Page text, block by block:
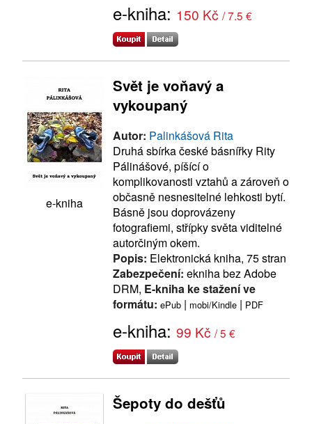
e-kniha: 150 Kč / 7.5 €
e-kniha
Svět je voňavý a
vykoupaný
Autor: Palinkášová Rita
Druhá sbírka české básnířky Rity
Pálinášové, píšící o
komplikovanosti vztahů a zároveň o
občasně nesnesitelné lehkosti bytí.
Básně jsou doprovázeny
fotografiemi, střípky světa viditelné
autorčiným okem.
Popis: Elektronická kniha, 75 stran
Zabezpečení: ekniha bez Adobe
DRM, E-kniha ke stažení ve
formátu: ePub | mobi/Kindle | PDF
e-kniha: 99 Kč / 5 €
Šepoty do dešťů